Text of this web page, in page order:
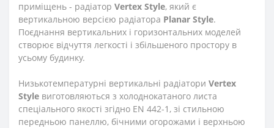
приміщень - радіатор Vertex Style, який є
вертикальною версією радіатора Planar Style.
Поєднання вертикальних і горизонтальних моделей
створює відчуття легкості і збільшеного простору в
усьому будинку.
Низькотемпературні вертикальні радіатори Vertex
Style виготовляються з холоднокатаного листа
спеціального якості згідно EN 442-1, зі стильною
передньою панеллю, бічними огорожами і верхньою